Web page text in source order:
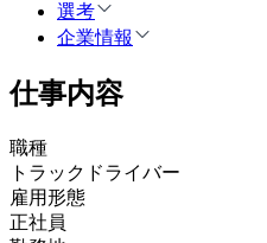
選考
企業情報
仕事内容
職種
トラックドライバー
雇用形態
正社員